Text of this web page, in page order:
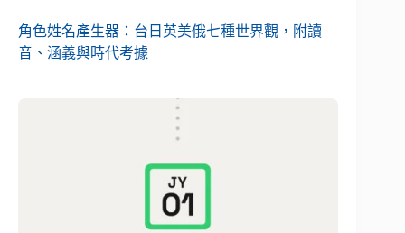
角色姓名產生器：台日英美俄七種世界觀，附讀
音、涵義與時代考據